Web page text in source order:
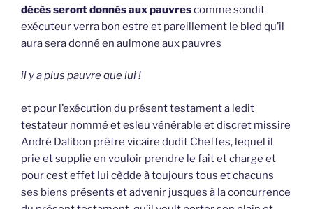
décès seront donnés aux pauvrescomme sondit
exécuteur verra bon estre et pareillement le bled qu’il
aura sera donné en aulmone aux pauvres
il y a plus pauvre que lui !
et pour l’exécution du présent testament a ledit
testateur nommé et esleu vénérable et discret missire
André Dalibon prêtre vicaire dudit Cheffes, lequel il
prie et supplie en vouloir prendre le fait et charge et
pour cest effet lui cèdde à toujours tous et chacuns
ses biens présents et advenir jusques à la concurrence